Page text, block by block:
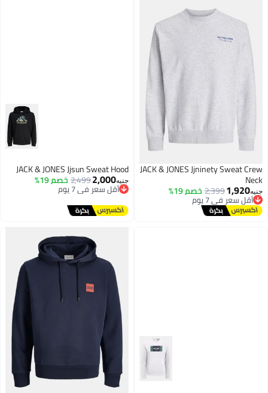
JACK & JONES Jjninety Sweat
1,920
2,399خصم 19% أقل سعر في 7 يوم
توصيل مجاني
أقل سعر في 7 يوم
JACK & JONES Jjsun Sweat Hood
جنيه2,000
2,499خصم 19% أقل سعر في 7 يوم
توصيل مجاني